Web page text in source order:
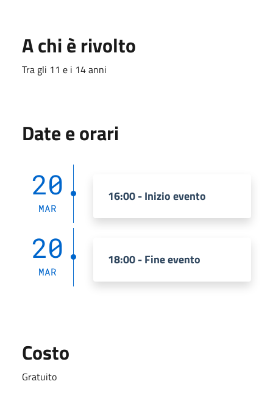
A chi è rivolto
Tra gli 11 e i 14 anni
Date e orari
20
MAR
16:00 - Inizio evento
20
MAR
18:00 - Fine evento
Costo
Gratuito